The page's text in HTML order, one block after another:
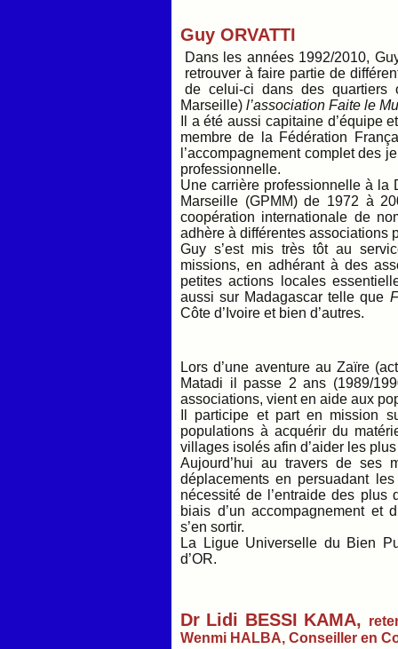
Guy ORVATTI
Dans les années 1992/2010,
retrouver à faire partie de
de celui-ci dans des quartiers
Marseille)l’association Faite le
Il a été aussi capitaine d’équipe
membre de la Fédération
l’accompagnement complet des
professionnelle.
Une carrière professionnelle à la
Marseille (GPMM) de 1972 à
coopération internationale de
adhère à différentes associations
Guy s’est mis très tôt au
missions, en adhérant à des
petites actions locales
aussi sur Madagascar telle que
Côte d’Ivoire et bien d’autres.
Lors d’une aventure au Zaïre
Matadi il passe 2 ans (1989/
associations, vient en aide aux
Il participe et part en mission
populations à acquérir du
villages isolés afin d’aider les
Aujourd’hui au travers de ses
déplacements en persuadant
nécessité de l’entraide des plus
biais d’un accompagnement et
s’en sortir.
La Ligue Universelle du Bien
d’OR.
Dr Lidi BESSI KAMA,
Wenmi HALBA, Conseiller en